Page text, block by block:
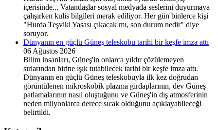
içerisinde... Vatandaşlar sosyal medyada seslerini duyurmaya
çalışırken kulis bilgileri merak ediliyor. Her gün binlerce kişi
"Hurda Teşviki Yasası çıkacak mı, son durum nedir" diye
soruyor.
Dünyanın en güçlü Güneş teleskobu tarihi bir keşfe imza attı
06 Ağustos 2026
Bilim insanları, Güneş'in onlarca yıldır çözülemeyen
sırlarından birine ışık tutabilecek tarihi bir keşfe imza attı.
Dünyanın en güçlü Güneş teleskobuyla ilk kez doğrudan
görüntülenen mikroskobik plazma girdaplarının, dev Güneş
patlamalarının nasıl oluştuğunu ve Güneş'in dış atmosferinin
neden milyonlarca derece sıcak olduğunu açıklayabileceği
belirtildi.